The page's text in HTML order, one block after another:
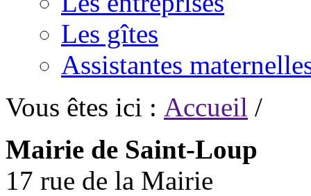
Les gîtes
Assistantes
Vous êtes ici : Accueil /
Mairie de Saint-Loup
17 rue de la Mairie